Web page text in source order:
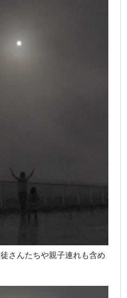
さんたちや親子連れも含め